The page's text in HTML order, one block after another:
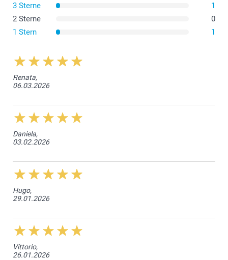
3 Sterne
1
2 Sterne
0
1 Stern
1
Renata,
06.03.2026
Daniela,
03.02.2026
Hugo,
29.01.2026
Vittorio,
26.01.2026